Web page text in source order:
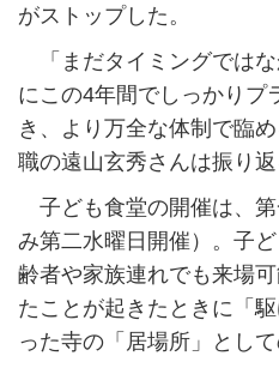
がストップした。
「まだタイミングでは
にこの4年間でしっかりプ
き、より万全な体制で臨
職の遠山玄秀さんは振り返
子ども食堂の開催は、
み第二水曜日開催）。子
齢者や家族連れでも来場
たことが起きたときに「
った寺の「居場所」とし